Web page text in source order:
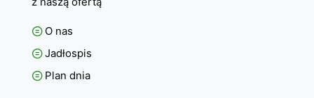
O nas
Jadłospis
Plan dnia